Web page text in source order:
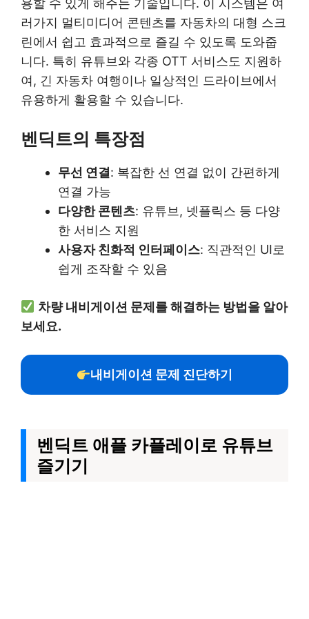
용할 수 있게 해주는 기술입니다. 이 시스템은 여
러가지 멀티미디어 콘텐츠를 자동차의 대형 스크
린에서 쉽고 효과적으로 즐길 수 있도록 도와줍
니다. 특히 유튜브와 각종 OTT 서비스도 지원하
여, 긴 자동차 여행이나 일상적인 드라이브에서
유용하게 활용할 수 있습니다.
벤딕트의 특장점
무선 연결 : 복잡한 선 연결 없이 간편하게
연결 가능
다양한 콘텐츠: 유튜브, 넷플릭스 등 다양
한 서비스 지원
사용자 친화적 인터페이스: 직관적인 UI로
쉽게 조작할 수 있음
차량 내비게이션 문제를 해결하는 방법을 알아
보세요.
내비게이션 문제 진단하기
벤딕트 애플 카플레이로 유튜브
즐기기